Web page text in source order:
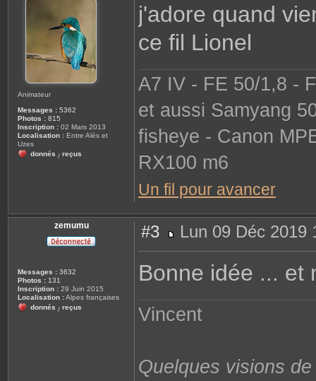
Animateur
Messages : 5362
Photos : 815
Inscription : 02 Mars 2013
Localisation : Entre Alès et
Uzes
donnés / reçus
a
e
j'adore quand
ce fil Lionel
A7 IV - FE 50/1,8 -
et aussi Samyang
fisheye - Canon
RX100 m6
Un fil pour avancer
zemumu
Messages : 3632
Photos : 131
Inscription : 29 Juin 2015
Localisation :Alpes françaises
donnés / reçus
#3
e
Lun 09 Déc 2019
Bonne idée ... et
Vincent
Quelques visions